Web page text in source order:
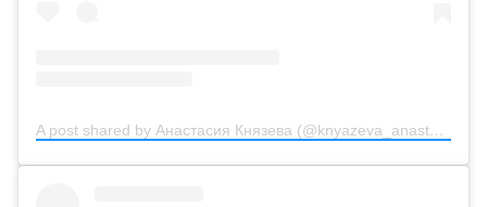
A post shared by Анастасия Князева (@knyazeva_anastasiya_official)